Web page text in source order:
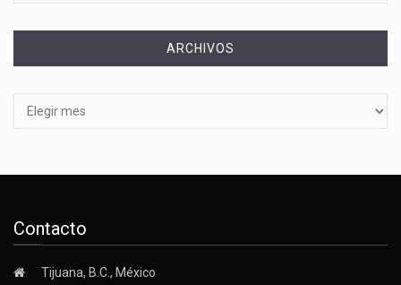
ARCHIVOS
Contacto
Tijuana, B.C., México